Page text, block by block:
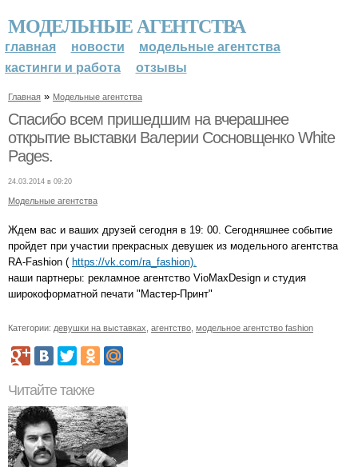
МОДЕЛЬНЫЕ АГЕНТСТВА
главная новости
модельные агентства
кастинги и работа
отзывы
Главная » Модельные агентства
Спасибо всем пришедшим на вчерашнее
открытие выставки Валерии Сосновщенко White
Pages.
24.03.2014 в 09:20
Модельные агентства
Ждем вас и ваших друзей сегодня в 19: 00. Сегодняшнее событие
пройдет при участии прекрасных девушек из модельного агентства
RA-Fashion ( https://vk.com/ra_fashion).
наши партнеры: рекламное агентство VioMaxDesign и студия
широкоформатной печати "Мастер-Принт"
Категории: девушки на выставках агентство модельное агентство fashion
Читайте также